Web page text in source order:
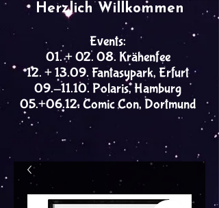
Events:
01. + 02. 08. Krähenfee
12. + 13.09. Fantasypark, Erfurt
09.-11.10. Polaris, Hamburg
05.+06.12. Comic Con, Dortmund
Herzlich Willkommen